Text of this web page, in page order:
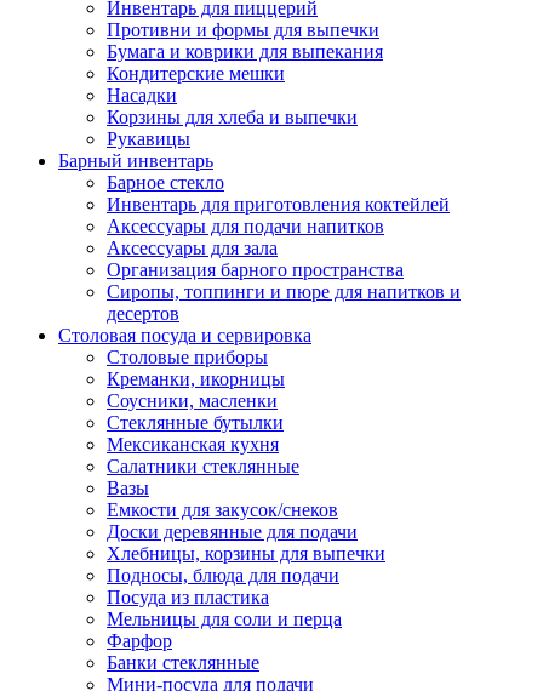
Инвентарь для пиццерий
Противни и формы для выпечки
Бумага и коврики для выпекания
Кондитерские мешки
Насадки
Корзины для хлеба и выпечки
Рукавицы
Барный инвентарь
Барное стекло
Инвентарь для приготовления коктейлей
Аксессуары для подачи напитков
Аксессуары для зала
Организация барного пространства
Сиропы, топпинги и пюре для напитков и
десертов
Столовая посуда и сервировка
Столовые приборы
Креманки, икорницы
Соусники, масленки
Стеклянные бутылки
Мексиканская кухня
Салатники стеклянные
Вазы
Емкости для закусок/снеков
Доски деревянные для подачи
Хлебницы, корзины для выпечки
Подносы, блюда для подачи
Посуда из пластика
Мельницы для соли и перца
Фарфор
Банки стеклянные
Мини-посуда для подачи